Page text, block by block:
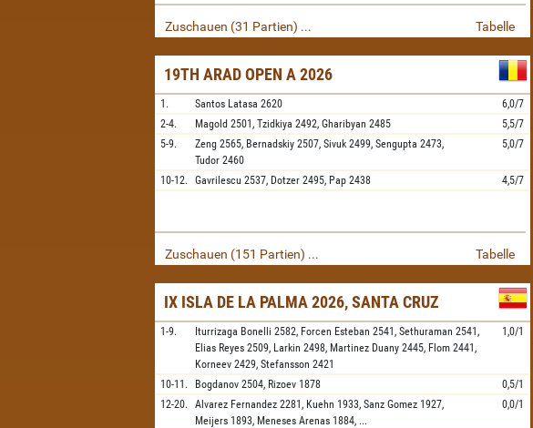
Zuschauen (31 Partien) ... Tabelle
19TH ARAD OPEN A 2026
1. Santos Latasa 2620
6,0/7
2-4.
Magold 2501,Tzidkiya 2492,Gharibyan 2485
5,5/7
5-9.
Zeng 2565, Bernadskiy 2507,Sivuk 2499,Sengupta 2473,
Tudor 2460
5,0/7
10-12. Gavrilescu 2537, Dotzer 2495, Pap 2438 4,5/7
Zuschauen (151 Partien) ... Tabelle
IX ISLA DE LA PALMA 2026, SANTA CRUZ
1-9. Iturrizaga Bonelli 2582, Forcen Esteban 2541,Sethuraman 2541,
Elias Reyes 2509, Larkin 2498, Martinez Duany 2445, Flom 2441,
Korneev 2429,Stefansson 2421
1,0/1
10-11. Bogdanov 2504, Rizoev 1878
0,5/1
12-20.
Alvarez Fernandez 2281, Kuehn 1933,Sanz Gomez 1927,
Meijers 1893, Meneses Arenas 1884, ...
0,0/1